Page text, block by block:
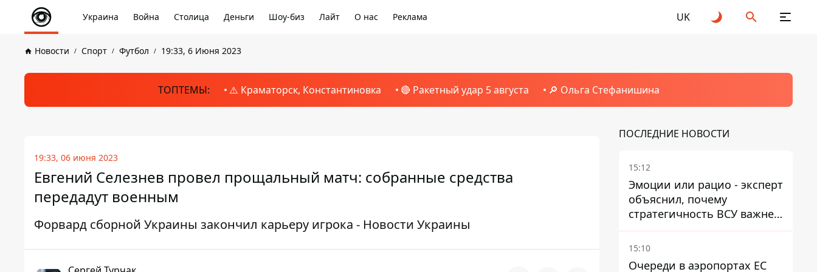
Украина Война Столица Деньги Шоу-биз Лайт О нас Реклама UK
Новости Спорт Футбол 19:33, 6 Июня 2023
ТОПТЕМЫ: ⚠️ Краматорск, Константиновка 🔴 Ракетный удар 5 августа 🔎 Ольга Стефанишина
19:33, 06 июня 2023
Евгений Селезнев провел прощальный матч: собранные средства
передадут военным
Форвард сборной Украины закончил карьеру игрока - Новости Украины
ПОСЛЕДНИЕ НОВОСТИ
15:12
Эмоции или рацио - эксперт
объяснил, почему
стратегичность ВСУ важнее
эмоциональных атак РФ
15:10
Очереди в аэропортах ЕС